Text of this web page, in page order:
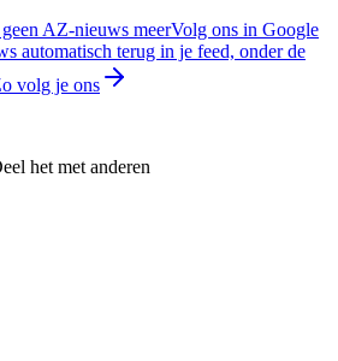
AZ-nieuws meerVolg ons in Google
automatisch terug in je feed, onder de
volg je ons
het met anderen